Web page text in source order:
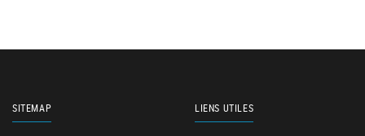
SITEMAP LIENS UTILES